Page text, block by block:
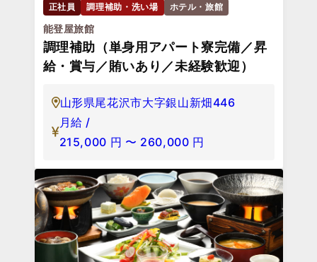
正社員 調理補助・洗い場 ホテル・旅館
能登屋旅館
調理補助（単身用アパート寮完備／昇
給・賞与／賄いあり／未経験歓迎）
山形県尾花沢市大字銀山新畑446
月給 /
215,000 円 〜 260,000 円